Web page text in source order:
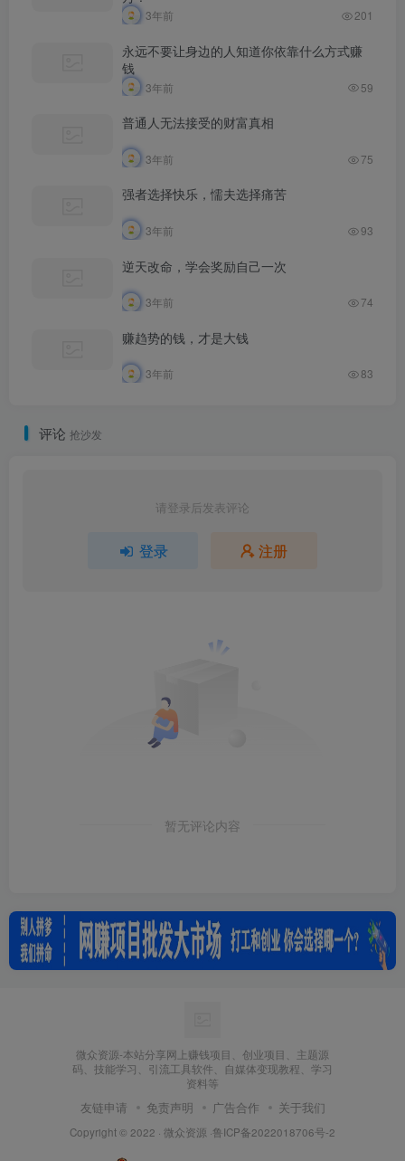
3年前 201
永远不要让身边的人知道你依靠什么方式赚
钱
3年前 59
普通人无法接受的财富真相
3年前 75
强者选择快乐，懦夫选择痛苦
3年前 93
逆天改命，学会奖励自己一次
3年前 74
赚趋势的钱，才是大钱
3年前 83
评论 抢沙发
请登录后发表评论
登录 注册
暂无评论内容
微众资源-本站分享网上赚钱项目、创业项目、主题源
码、技能学习、引流工具软件、自媒体变现教程、学习
资料等
友链申请 免责声明 广告合作 关于我们
Copyright © 2022 · 微众资源 ·鲁ICP备2022018706号-2